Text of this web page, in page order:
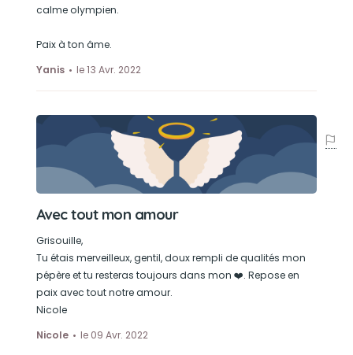
calme olympien.
Paix à ton âme.
Yanis
le 13 Avr. 2022
Avec tout mon amour
Grisouille,
Tu étais merveilleux, gentil, doux rempli de qualités mon
pépère et tu resteras toujours dans mon ❤️. Repose en
paix avec tout notre amour.
Nicole
Nicole
le 09 Avr. 2022